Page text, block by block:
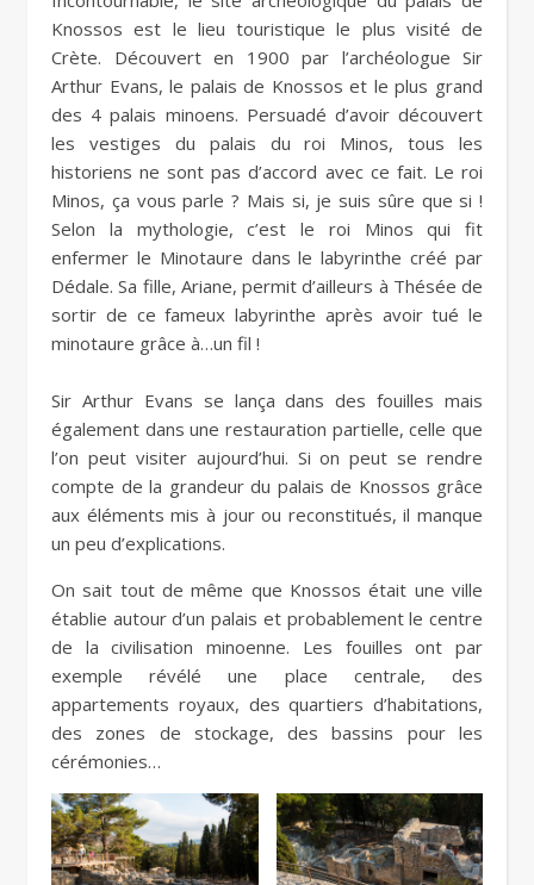
Knossos est le lieu touristique le plus visité de
Crète. Découvert en 1900 par l’archéologue Sir
Arthur Evans, le palais de Knossos et le plus grand
des 4 palais minoens. Persuadé d’avoir découvert
les vestiges du palais du roi Minos, tous les
historiens ne sont pas d’accord avec ce fait. Le roi
Minos, ça vous parle ? Mais si, je suis sûre que si !
Selon la mythologie, c’est le roi Minos qui fit
enfermer le Minotaure dans le labyrinthe créé par
Dédale. Sa fille, Ariane, permit d’ailleurs à Thésée de
sortir de ce fameux labyrinthe après avoir tué le
minotaure grâce à…un fil !
Sir Arthur Evans se lança dans des fouilles mais
également dans une restauration partielle, celle que
l’on peut visiter aujourd’hui. Si on peut se rendre
compte de la grandeur du palais de Knossos grâce
aux éléments mis à jour ou reconstitués, il manque
un peu d’explications.
On sait tout de même que Knossos était une ville
établie autour d’un palais et probablement le centre
de la civilisation minoenne. Les fouilles ont par
exemple révélé une place centrale, des
appartements royaux, des quartiers d’habitations,
des zones de stockage, des bassins pour les
cérémonies…